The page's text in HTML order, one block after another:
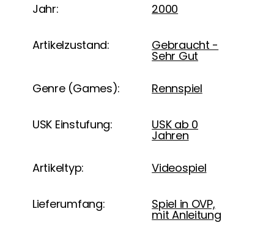
Jahr: 2000
Artikelzustand: Gebraucht -
Sehr Gut
Genre (Games): Rennspiel
USK Einstufung: USK ab 0
Jahren
Artikeltyp: Videospiel
Lieferumfang: Spiel in OVP,
mit Anleitung